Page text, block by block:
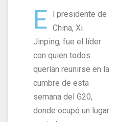
E
l presidente de
China, Xi
Jinping, fue el líder
con quien todos
querían reunirse en la
cumbre de esta
semana del G20,
donde ocupó un lugar